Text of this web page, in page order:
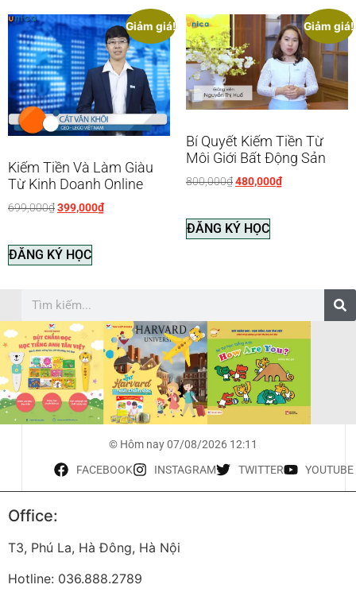
Giảm giá!
Kiếm Tiền Và Làm Giàu
Từ Kinh Doanh Online
699,000₫399,000₫
ĐĂNG KÝ HỌC
Giảm giá!
Bí Quyết Kiếm Tiền Từ
Môi Giới Bất Động Sản
800,000₫480,000₫
ĐĂNG KÝ HỌC
© Hôm nay 07/08/2026 12:11
FACEBOOK INSTAGRAM TWITTER YOUTUBE
Office:
T3, Phú La, Hà Đông, Hà Nội
Hotline: 036.888.2789